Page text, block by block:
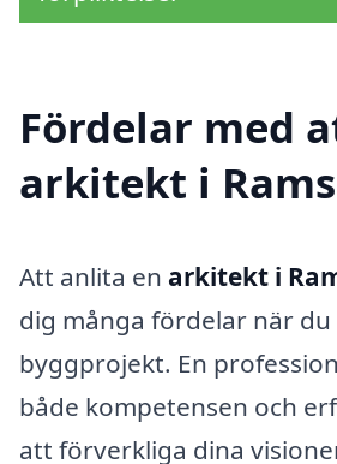
Fördelar med
arkitekt i
Att anlita en arkitekt i
dig många fördelar när
byggprojekt. En
både kompetensen och
att förverkliga dina